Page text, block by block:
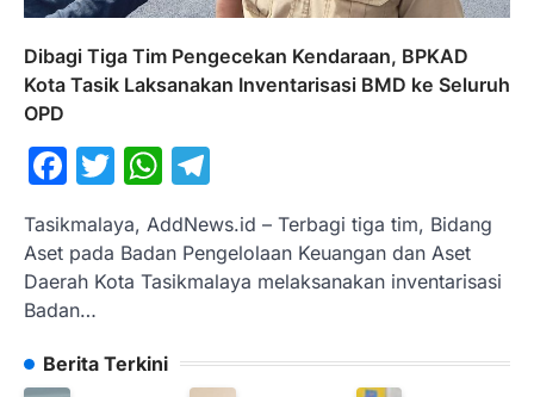
Dibagi Tiga Tim Pengecekan Kendaraan, BPKAD
Kota Tasik Laksanakan Inventarisasi BMD ke Seluruh
OPD
Facebook
TwitterWhatsApp
Tasikmalaya, AddNews.id – Terbagi tiga tim, Bidang
Aset pada Badan Pengelolaan Keuangan dan Aset
Daerah Kota Tasikmalaya melaksanakan inventarisasi
Badan…
Berita Terkini